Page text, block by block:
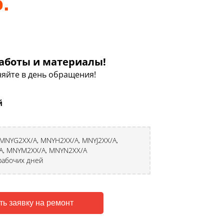
и материалы!
в день обращения!
A, MNYH2XX/A, MNYJ2XX/A,
MNYM2XX/A, MNYN2XX/A
дней